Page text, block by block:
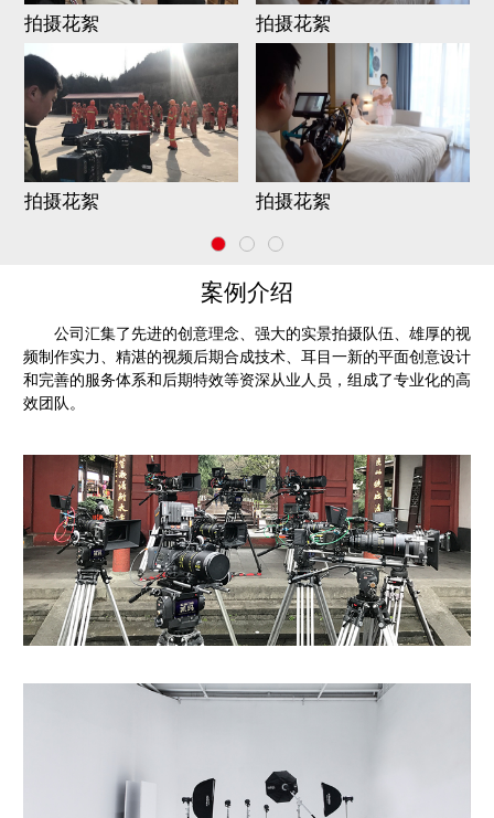
拍摄花絮 拍摄花絮
拍摄花絮 拍摄花絮
案例介绍
公司汇集了先进的创意理念、强大的实景拍摄队伍、雄厚的视
频制作实力、精湛的视频后期合成技术、耳目一新的平面创意设计
和完善的服务体系和后期特效等资深从业人员，组成了专业化的高
效团队。